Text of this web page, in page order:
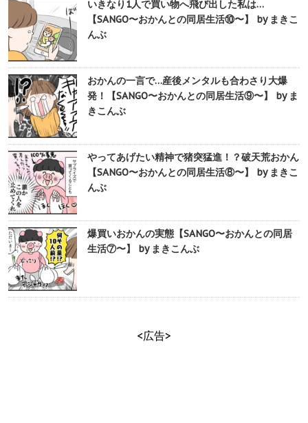
いきなり1人で買い物へ飛び出した私は…
【SANGO〜おかんとの同居生活⑩〜】 by まきこ
んぶ
おかんの一言で…産後メンタルも合わさり大爆
発！【SANGO〜おかんとの同居生活⑨〜】 by ま
きこんぶ
やってあげたい精神で猪突猛進！？破天荒おかん
【SANGO〜おかんとの同居生活⑧〜】 by まきこ
んぶ
爆買いおかんの実態【SANGO〜おかんとの同居
生活⑦〜】 by まきこんぶ
<広告>